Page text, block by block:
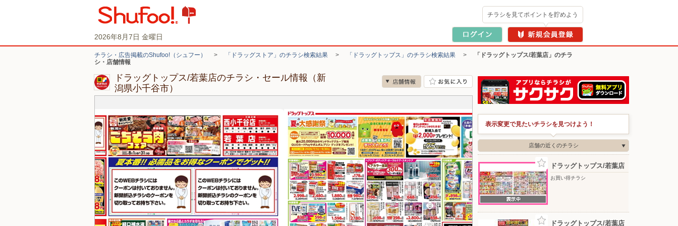
2026年8月7日 金曜日
チラシを見てポイントを貯めよう
チラシ・広告掲載のShufoo!（シュフー） > 「ドラッグストア」のチラシ検索結果 > 「ドラッグトップス」のチラシ検索結果 >
「ドラッグトップス/若葉店」のチラ
シ・店舗情報
ドラッグトップス/若葉店のチラシ・セール情報（新
潟県小千谷市）
表示変更で見たいチラシを見つけよう！
店舗の近くのチラシ
ドラッグトップス/若葉店
お買い得チラシ
ドラッグトップス/若葉店